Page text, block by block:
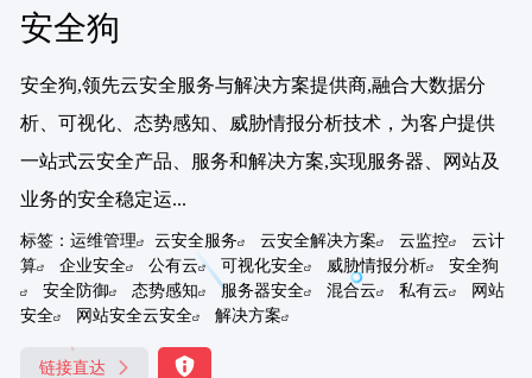
安全狗
安全狗,领先云安全服务与解决方案提供商,融合大数据分
析、可视化、态势感知、威胁情报分析技术，为客户提供
一站式云安全产品、服务和解决方案,实现服务器、网站及
业务的安全稳定运...
标签： 运维管理 云安全服务 云安全解决方案 云监控
云计
算
企业安全 公有云 可视化安全 威胁情报分析
安全狗
安全防御
态势感知 服务器安全 混合云 私有云
网站
安全
网站安全云安全 解决方案
链接直达